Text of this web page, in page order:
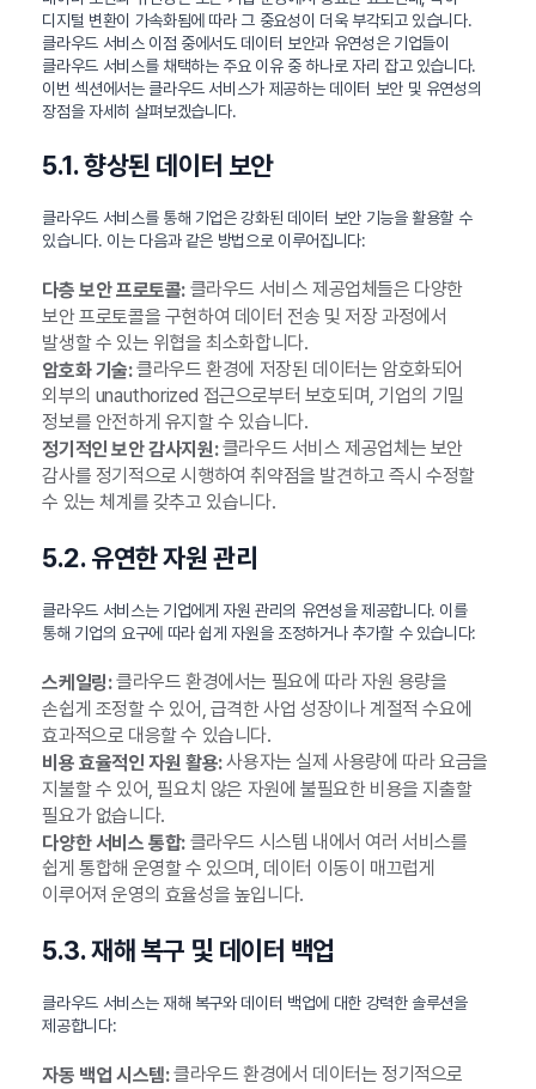
디지털 변환이 가속화됨에 따라 그 중요성이 더욱 부각되고 있습니다.
클라우드 서비스 이점 중에서도 데이터 보안과 유연성은 기업들이
클라우드 서비스를 채택하는 주요 이유 중 하나로 자리 잡고 있습니다.
이번 섹션에서는 클라우드 서비스가 제공하는 데이터 보안 및 유연성의
장점을 자세히 살펴보겠습니다.
5.1. 향상된 데이터 보안
클라우드 서비스를 통해 기업은 강화된 데이터 보안 기능을 활용할 수
있습니다. 이는 다음과 같은 방법으로 이루어집니다:
다층 보안 프로토콜:클라우드 서비스 제공업체들은 다양한
보안 프로토콜을 구현하여 데이터 전송 및 저장 과정에서
발생할 수 있는 위협을 최소화합니다.
암호화 기술:클라우드 환경에 저장된 데이터는 암호화되어
외부의 unauthorized 접근으로부터 보호되며, 기업의 기밀
정보를 안전하게 유지할 수 있습니다.
정기적인 보안 감사지원:클라우드 서비스 제공업체는 보안
감사를 정기적으로 시행하여 취약점을 발견하고 즉시 수정할
수 있는 체계를 갖추고 있습니다.
5.2. 유연한 자원 관리
클라우드 서비스는 기업에게 자원 관리의 유연성을 제공합니다. 이를
통해 기업의 요구에 따라 쉽게 자원을 조정하거나 추가할 수 있습니다:
스케일링:클라우드 환경에서는 필요에 따라 자원 용량을
손쉽게 조정할 수 있어, 급격한 사업 성장이나 계절적 수요에
효과적으로 대응할 수 있습니다.
비용 효율적인 자원 활용:사용자는 실제 사용량에 따라 요금을
지불할 수 있어, 필요치 않은 자원에 불필요한 비용을 지출할
필요가 없습니다.
다양한 서비스 통합:클라우드 시스템 내에서 여러 서비스를
쉽게 통합해 운영할 수 있으며, 데이터 이동이 매끄럽게
이루어져 운영의 효율성을 높입니다.
5.3. 재해 복구 및 데이터 백업
클라우드 서비스는 재해 복구와 데이터 백업에 대한 강력한 솔루션을
제공합니다:
자동 백업 시스템:클라우드 환경에서 데이터는 정기적으로